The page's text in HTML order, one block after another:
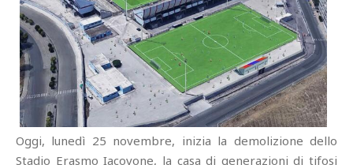
Oggi, lunedì 25 novembre, inizia la demolizione dello
Stadio Erasmo Iacovone, la casa di generazioni di tifosi